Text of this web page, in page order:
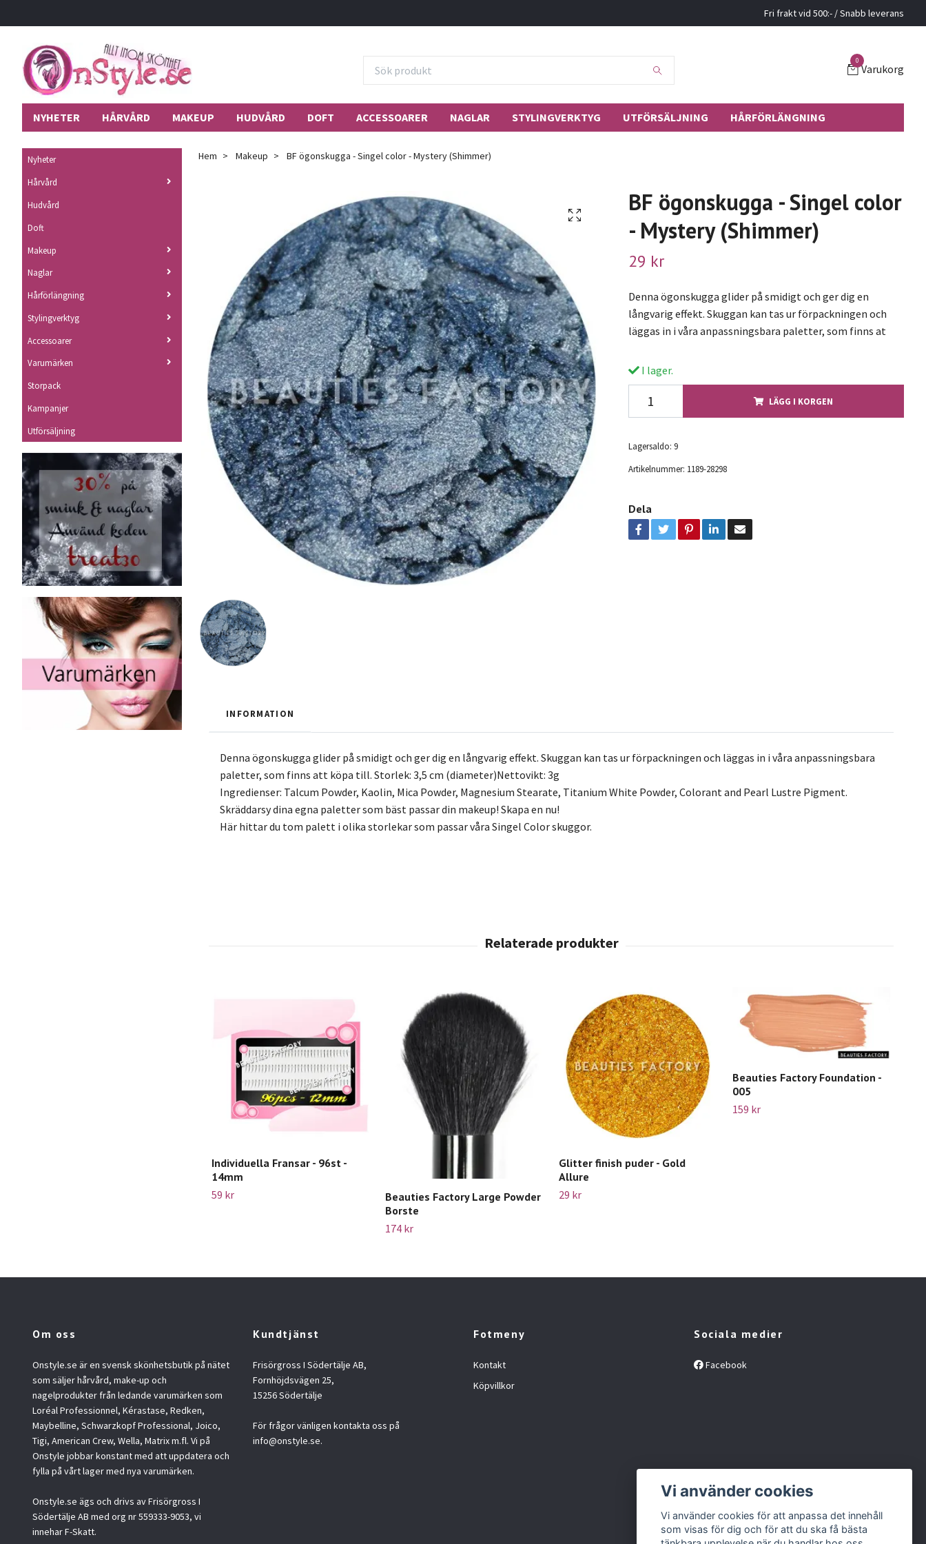
Fri frakt vid 500:- / Snabb leverans
0
Varukorg
NYHETER HÅRVÅRD MAKEUP HUDVÅRD DOFT ACCESSOARER NAGLAR STYLINGVERKTYG UTFÖRSÄLJNING HÅRFÖRLÄNGNING
Nyheter
Hårvård
Hudvård
Doft
Makeup
Naglar
Hårförlängning
Stylingverktyg
Accessoarer
Varumärken
Storpack
Kampanjer
Utförsäljning
Hem Makeup BF ögonskugga - Singel color - Mystery (Shimmer)
BF ögonskugga - Singel color
- Mystery (Shimmer)
29 kr
Denna ögonskugga glider på smidigt och ger dig en
långvarig effekt. Skuggan kan tas ur förpackningen och
läggas in i våra anpassningsbara paletter, som finns at
I lager.
LÄGG I KORGEN
Lagersaldo: 9
Artikelnummer: 1189-28298
Dela
INFORMATION
Denna ögonskugga glider på smidigt och ger dig en långvarig effekt. Skuggan kan tas ur förpackningen och läggas in i våra anpassningsbara
paletter, som finns att köpa till. Storlek: 3,5 cm (diameter)Nettovikt: 3g
Ingredienser: Talcum Powder, Kaolin, Mica Powder, Magnesium Stearate, Titanium White Powder, Colorant and Pearl Lustre Pigment.
Skräddarsy dina egna paletter som bäst passar din makeup! Skapa en nu!
Här hittar du tom palett i olika storlekar som passar våra Singel Color skuggor.
Individuella Fransar - 96st -
14mm
59 kr
Beauties Factory Large Powder
Borste
174 kr
Glitter finish puder - Gold
Allure
29 kr
Beauties Factory Foundation -
005
159 kr
Om oss
Onstyle.se är en svensk skönhetsbutik på nätet
som säljer hårvård, make-up och
nagelprodukter från ledande varumärken som
Loréal Professionnel, Kérastase, Redken,
Maybelline, Schwarzkopf Professional, Joico,
Tigi, American Crew, Wella, Matrix m.fl. Vi på
Onstyle jobbar konstant med att uppdatera och
fylla på vårt lager med nya varumärken.
Onstyle.se ägs och drivs av Frisörgross I
Södertälje AB med org nr 559333-9053, vi
innehar F-Skatt.
Kundtjänst
Frisörgross I Södertälje AB,
Fornhöjdsvägen 25,
15256 Södertälje
För frågor vänligen kontakta oss på
info@onstyle.se.
Fotmeny
Kontakt
Köpvillkor
Sociala medier
Facebook
Vi använder cookies
Vi använder cookies för att anpassa det innehåll
som visas för dig och för att du ska få bästa